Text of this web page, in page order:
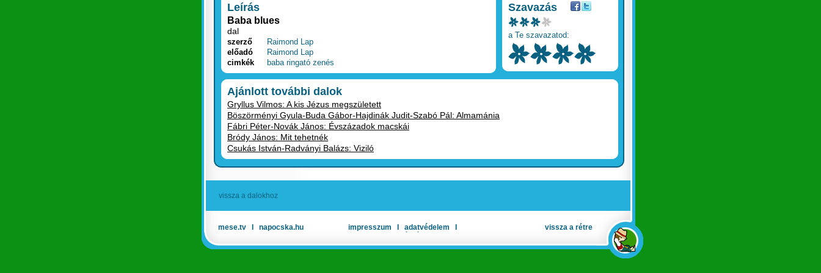
Leírás
Baba blues
dal
szerző
Raimond Lap
előadó
Raimond Lap
cimkék
baba ringató zenés
Szavazás
a Te szavazatod:
Ajánlott további dalok
Gryllus Vilmos: A kis Jézus megszületett
Böszörményi Gyula-Buda Gábor-Hajdinák Judit-Szabó Pál: Almamánia
Fábri Péter-Novák János: Évszázadok macskái
Bródy János: Mit tehetnék
Csukás István-Radványi Balázs: Viziló
vissza a dalokhoz
mese.tv napocska.hu impresszum adatvédelem vissza a rétre